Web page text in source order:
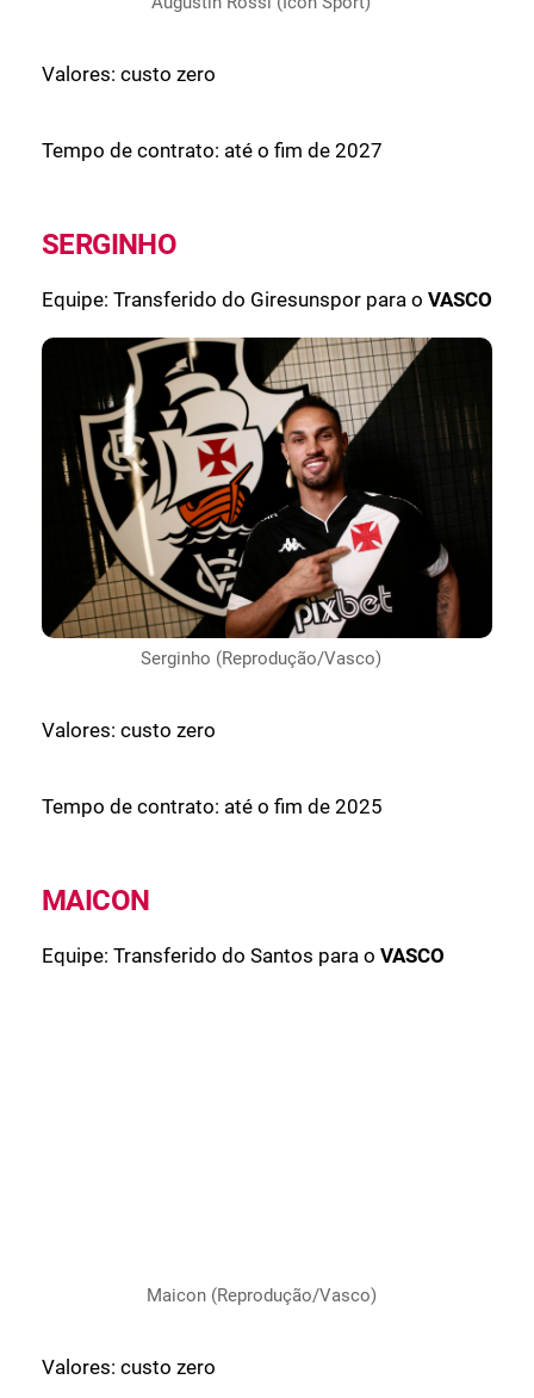
Valores: custo zero
Tempo de contrato: até o fim de 2027
SERGINHO
Equipe: Transferido do Giresunspor para o VASCO
Serginho (Reprodução/Vasco)
Valores: custo zero
Tempo de contrato: até o fim de 2025
MAICON
Equipe: Transferido do Santos para o VASCO
Maicon (Reprodução/Vasco)
Valores: custo zero